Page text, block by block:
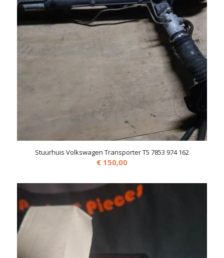
Stuurhuis Volkswagen Transporter T5 7853 974 162
€150,00